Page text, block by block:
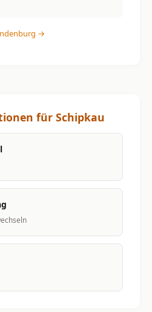
→
für Schipkau